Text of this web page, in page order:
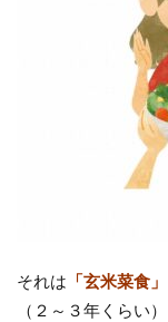
それは 「玄米菜食」
（２～３年くらい）